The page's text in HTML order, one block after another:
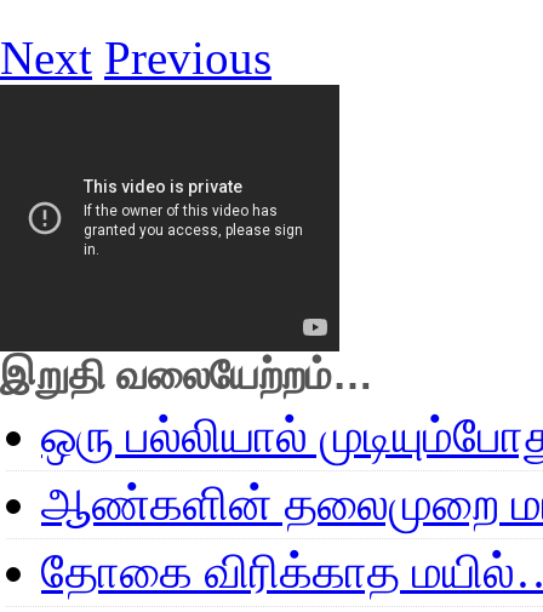
Next Previous
இறுதி வலையேற்றம்…
ஒரு பல்லியால்
ஆண்களின் தலைமுறை
தோகை விரிக்காத